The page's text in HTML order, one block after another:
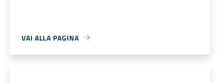
VAI ALLA PAGINA